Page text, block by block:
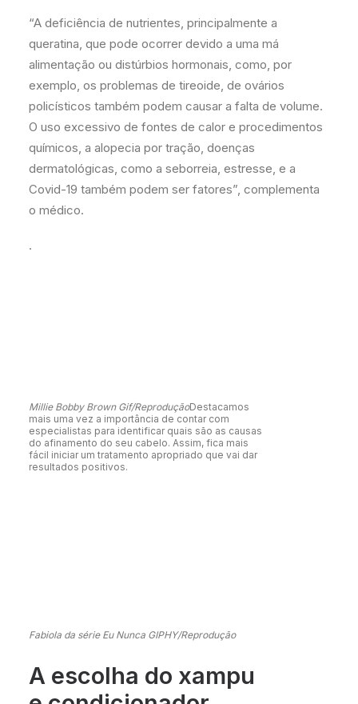
“A deficiência de nutrientes, principalmente a
queratina, que pode ocorrer devido a uma má
alimentação ou distúrbios hormonais, como, por
exemplo, os problemas de tireoide, de ovários
policísticos também podem causar a falta de volume.
O uso excessivo de fontes de calor e procedimentos
químicos, a alopecia por tração, doenças
dermatológicas, como a seborreia, estresse, e a
Covid-19 também podem ser fatores”, complementa
o médico.
.
Millie Bobby Brown Gif/ReproduçãoDestacamos
mais uma vez a importância de contar com
especialistas para identificar quais são as causas
do afinamento do seu cabelo. Assim, fica mais
fácil iniciar um tratamento apropriado que vai dar
resultados positivos.
Fabiola da série Eu Nunca GIPHY/Reprodução
A escolha do xampu